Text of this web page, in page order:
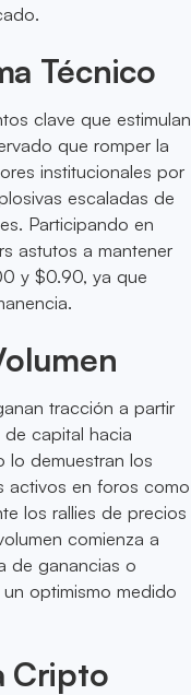
Técnico
clave que estimulan
que romper la
institucionales por
escaladas de
Participando en
astutos a mantener
y $0.90, ya que
tracción a partir
capital hacia
lo demuestran los
activos en foros como
los rallies de precios
comienza a
de ganancias o
optimismo medido
Cripto